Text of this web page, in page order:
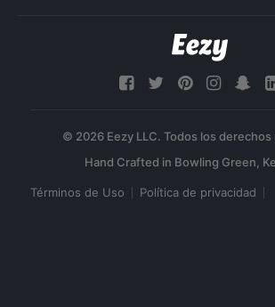
© 2026 Eezy LLC. Todos los derechos
Términos de Uso Política de privacidad